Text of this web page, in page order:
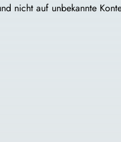
nicht auf unbekannte